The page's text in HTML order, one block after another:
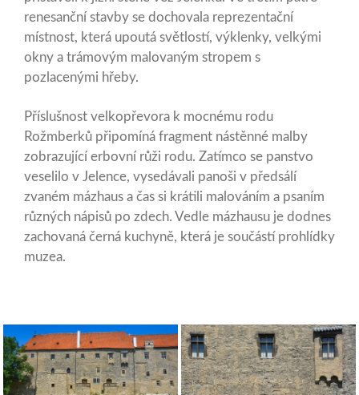
renesanční stavby se dochovala reprezentační
místnost, která upoutá světlostí, výklenky, velkými
okny a trámovým malovaným stropem s
pozlacenými hřeby.
Příslušnost velkopřevora k mocnému rodu
Rožmberků připomíná fragment nástěnné malby
zobrazující erbovní růži rodu. Zatímco se panstvo
veselilo v Jelence, vysedávali panoši v předsálí
zvaném mázhaus a čas si krátili malováním a psaním
různých nápisů po zdech. Vedle mázhausu je dodnes
zachovaná černá kuchyně, která je součástí prohlídky
muzea.